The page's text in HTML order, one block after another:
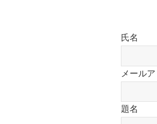
氏名
メール
題名